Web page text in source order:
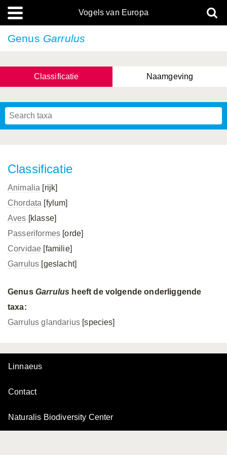
Vogels van Europa
Genus Garrulus
Classificatie Naamgeving
Classificatie
Animalia [rijk]
Chordata [fylum]
Aves [klasse]
Passeriformes [orde]
Corvidae [familie]
Garrulus [geslacht]
Genus Garrulus heeft de volgende onderliggende
taxa:
Garrulus glandarius [species]
Linnaeus
Contact
Naturalis Biodiversity Center